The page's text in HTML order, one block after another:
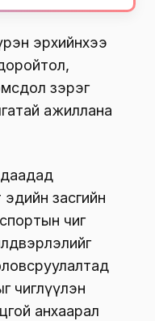
эрхийнхээ
зэрэг
ажиллана
эдийн засгийн
чиг
чиглүүлэн
анхаарал